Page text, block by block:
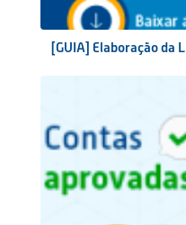
[GUIA] Elaboração da